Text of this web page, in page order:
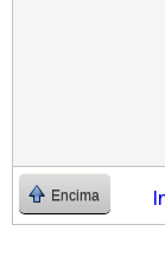
Encima